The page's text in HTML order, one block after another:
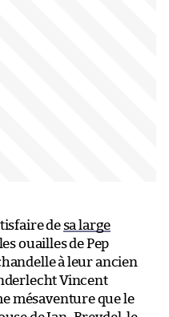
de sa large
ouailles de Pep
à leur ancien
Vincent
mésaventure que le